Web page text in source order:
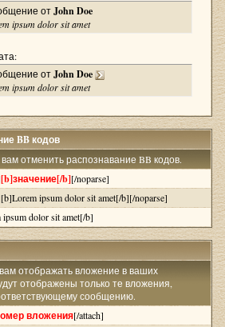
отJohn Doe
ipsum dolor sit amet
отJohn Doe
ipsum dolor sit amet
BB кодов
вам отменить распознавание BB кодов.
[b]значение[/b][/noparse]
ipsum dolor sit amet[/b][/noparse]
dolor sit amet[/b]
отображать вложение в ваших
отображены только те вложения,
сообщению.
вложения[/attach]